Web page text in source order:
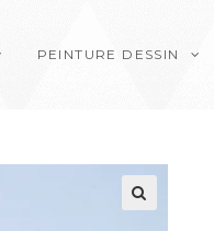
PEINTURE DESSIN